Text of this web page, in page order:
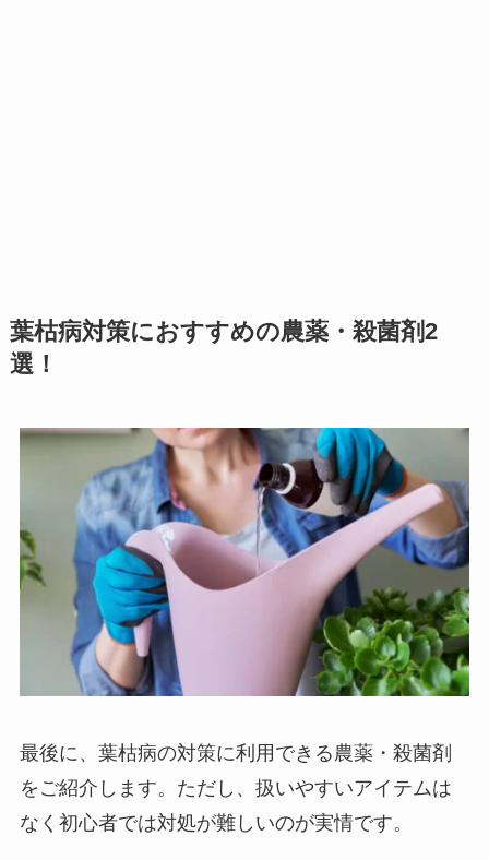
葉枯病対策におすすめの農薬・殺菌剤2
選！
最後に、葉枯病の対策に利用できる農薬・殺菌剤
をご紹介します。ただし、扱いやすいアイテムは
なく初心者では対処が難しいのが実情です。